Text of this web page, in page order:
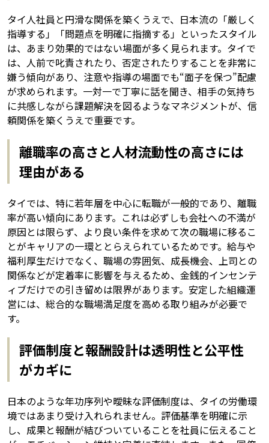
タイ人社員と円滑な関係を築くうえで、日本流の「厳しく
指導する」「問題点を明確に指摘する」といったスタイル
は、あまり効果的ではない場面が多く見られます。タイで
は、人前で叱責されたり、否定されたりすることを非常に
嫌う傾向があり、注意や指導の場面でも“面子を保つ”配慮
が求められます。一対一で丁寧に話を聞き、相手の気持ち
に共感しながら課題解決を図るようなマネジメントが、信
頼関係を築くうえで重要です。
離職率の高さと人材流動性の高さには
理由がある
タイでは、特に若年層を中心に転職が一般的であり、離職
率が高い傾向にあります。これは必ずしも会社への不満が
原因とは限らず、より良い条件を求めて次の職場に移るこ
とがキャリアの一環ととらえられているためです。給与や
福利厚生だけでなく、職場の雰囲気、成長機会、上司との
関係などが定着率に影響を与えるため、金銭的インセンテ
ィブだけでの引き留めは限界があります。安定した組織運
営には、総合的な職場満足度を高める取り組みが必要で
す。
評価制度と報酬設計は透明性と公平性
がカギに
日本のような年功序列や曖昧な評価制度は、タイの労働環
境ではあまり受け入れられません。評価基準を明確に示
し、成果と報酬が結びついていることを社員に伝えること